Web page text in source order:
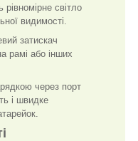
світло
видимості.
затискач
рамі або інших
через порт
і швидке